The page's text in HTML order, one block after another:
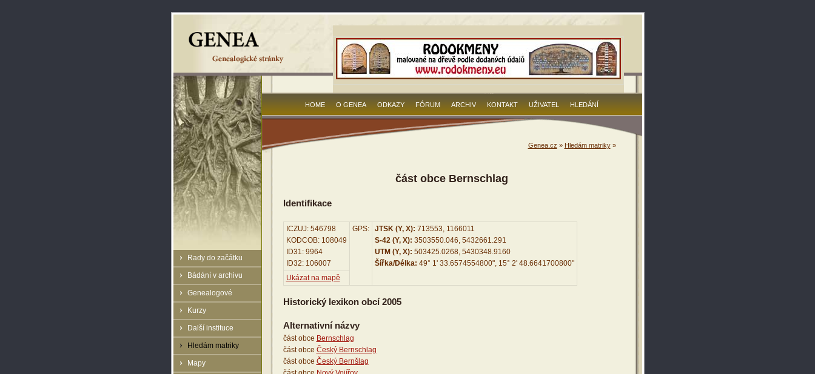
Rady do začátku
Bádání v archivu
Genealogové
Kurzy
Další instituce
Hledám matriky
Mapy
HOME O GENEA ODKAZY FÓRUM ARCHIV KONTAKT UŽIVATEL HLEDÁNÍ
Genea.cz » Hledám matriky»
část obce Bernschlag
Identifikace
ICZUJ: 546798
KODCOB: 108049
ID31: 9964
ID32: 106007
GPS: JTSK (Y, X): 713553, 1166011
S-42 (Y, X): 3503550.046, 5432661.291
UTM (Y, X): 503425.0268, 5430348.9160
Šířka/Délka: 49° 1' 33.6574554800", 15° 2' 48.6641700800"
Ukázat na mapě
Historický lexikon obcí 2005
Alternativní názvy
část obce Bernschlag
část obce Český Bernschlag
část obce Český Bernšlag